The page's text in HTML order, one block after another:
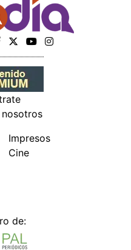
Impresos
Cine
de: